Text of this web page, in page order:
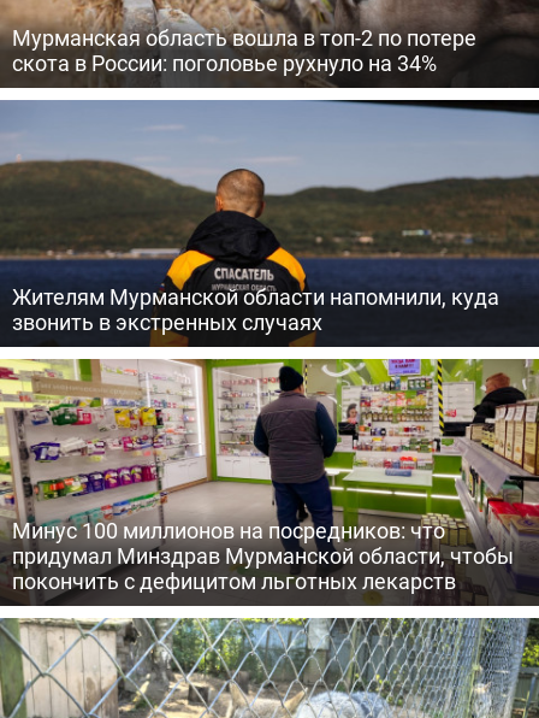
Мурманская область вошла в топ-2 по потере
скота в России: поголовье рухнуло на 34%
Жителям Мурманской области напомнили, куда
звонить в экстренных случаях
Минус 100 миллионов на посредников: что
придумал Минздрав Мурманской области, чтобы
покончить с дефицитом льготных лекарств